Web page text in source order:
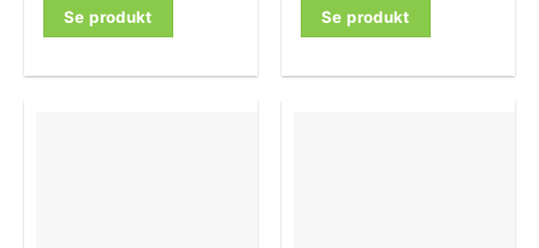
Se produkt Se produkt